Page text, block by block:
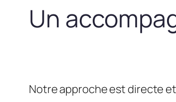
Un
Notre approche est directe